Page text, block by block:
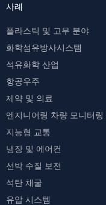
사례
플라스틱 및 고무 분야
화학섬유방사시스템
석유화학 산업
항공우주
제약 및 의료
엔지니어링 차량 모니터링
지능형 교통
냉장 및 에어컨
선박 수질 보전
석탄 채굴
유압 시스템